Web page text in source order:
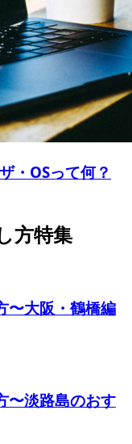
・OSって何？
方特集
〜大阪・鶴橋編
〜淡路島のおす